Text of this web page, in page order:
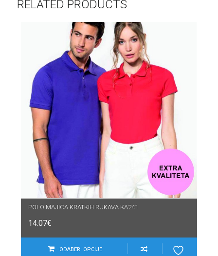
RELATED PRODUCTS
POLO MAJICA KRATKIH RUKAVA KA241
14.07€
ODABERI OPCIJE